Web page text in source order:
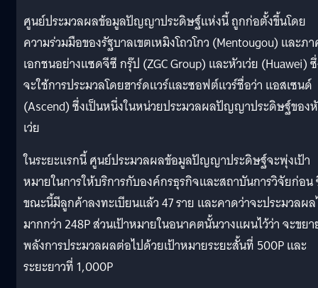
ศูนย์ประมวลผลข้อมูลปัญญาประดิษฐ์แห่งนี้ ถูกก่อตั้งขึ้นโดย
ความร่วมมือของรัฐบาลเขตเหมิงโถวโกว (Mentougou) และภ
เอกชนอย่างแซดจีซี กรุ๊ป (ZGC Group) และหัวเว่ย (Huawei)
จะใช้การประมวลโดยฮาร์ดแวร์และซอฟต์แวร์ชื่อว่า แอสเซนด์
(Ascend) ซึ่งเป็นหนึ่งในหน่วยประมวลผลปัญญาประดิษฐ์ของ
เว่ย
ในระยะแรกนี้ ศูนย์ประมวลผลข้อมูลปัญญาประดิษฐ์จะพุ่งเป้า
หมายในการให้บริการกับองค์กรธุรกิจและสถาบันการวิจัยก่อน
ขณะนี้มีลูกค้าลงทะเบียนแล้ว 47 ราย และคาดว่าจะประมวลผ
มากกว่า 248P ส่วนเป้าหมายในอนาคตนั้นวางแผนไว้ว่า จะขย
พลังการประมวลผลต่อไปด้วยเป้าหมายระยะสั้นที่ 500P และ
ระยะยาวที่ 1,000P